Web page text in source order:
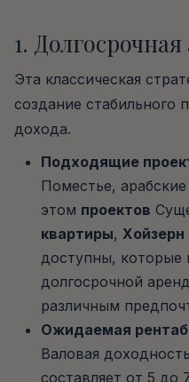
1.
Эта классическая
создание стабильного
дохода.
Подходящие
Поместье,
этом проектов
квартиры, Хойзерн
доступны, которые
долгосрочной
различным
Ожидаемая
Валовая
составляет от 5 до